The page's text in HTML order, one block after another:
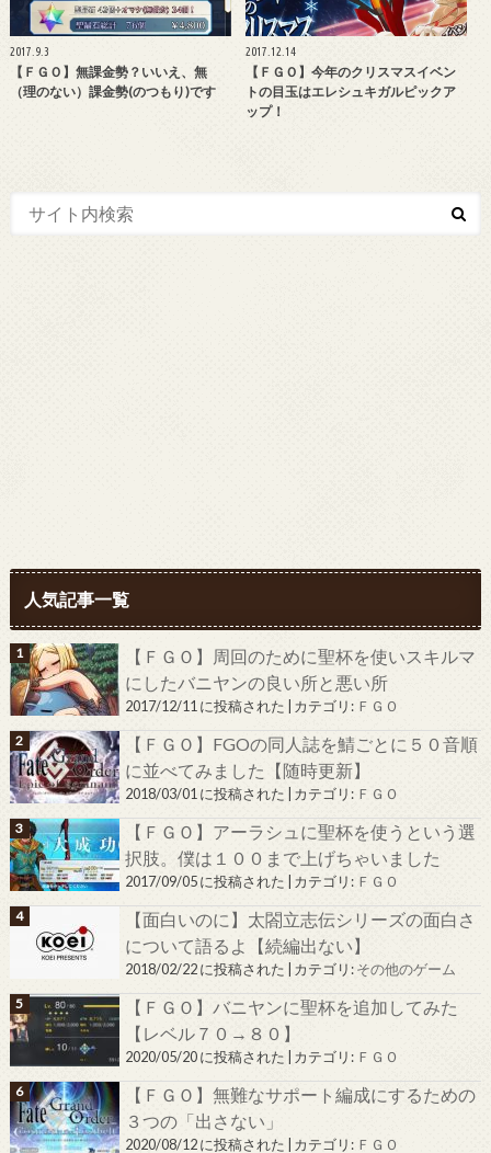
2017.9.3
【ＦＧＯ】無課金勢？いいえ、無
（理のない）課金勢(のつもり)です
2017.12.14
【ＦＧＯ】今年のクリスマスイベン
トの目玉はエレシュキガルピックア
ップ！
人気記事一覧
【ＦＧＯ】周回のために聖杯を使いスキルマ
にしたバニヤンの良い所と悪い所
2017/12/11 に投稿された カテゴリ: ＦＧＯ
【ＦＧＯ】FGOの同人誌を鯖ごとに５０音順
に並べてみました【随時更新】
2018/03/01 に投稿された カテゴリ: ＦＧＯ
【ＦＧＯ】アーラシュに聖杯を使うという選
択肢。僕は１００まで上げちゃいました
2017/09/05 に投稿された カテゴリ: ＦＧＯ
【面白いのに】太閤立志伝シリーズの面白さ
について語るよ【続編出ない】
2018/02/22 に投稿された カテゴリ:その他のゲーム
【ＦＧＯ】バニヤンに聖杯を追加してみた
【レベル７０→８０】
2020/05/20 に投稿された カテゴリ: ＦＧＯ
【ＦＧＯ】無難なサポート編成にするための
３つの「出さない」
2020/08/12 に投稿された カテゴリ: ＦＧＯ